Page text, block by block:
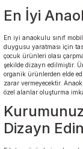
En İyi
En iyi anaokulu sınıf
duygusu yaratması için
çocuk ürünleri olası
şekilde dizayn edilmiştir.
organik ürünlerden elde
zarar vermeyecektir.
özel alanlar oluşturma
Dizayn Edin